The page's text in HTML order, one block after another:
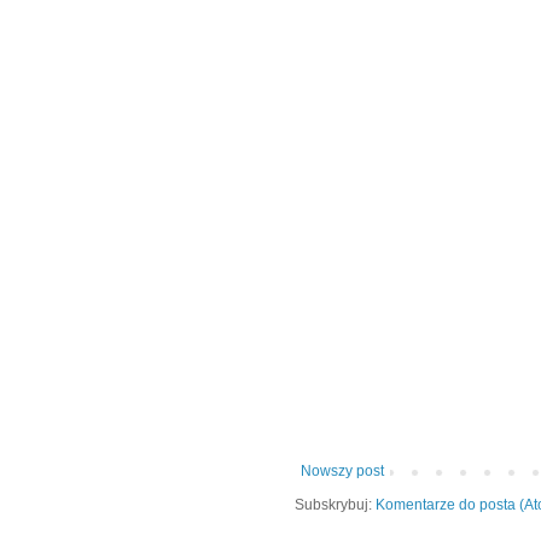
Nowszy post
Subskrybuj: Komentarze do posta